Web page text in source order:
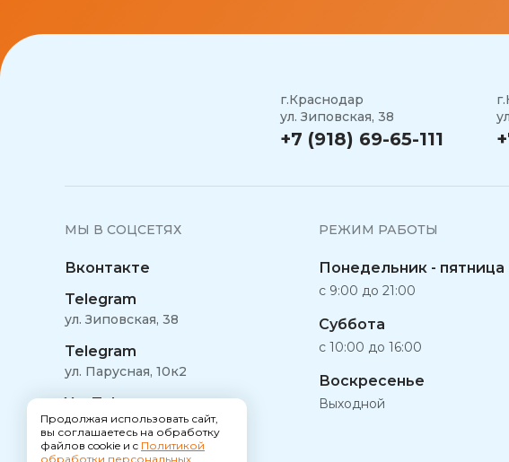
г.Краснодар
ул. Зиповская, 38
+7 (918) 69-65-111
МЫ В СОЦСЕТЯХ
Вконтакте
Telegram
ул. Зиповская, 38
Telegram
ул. Парусная, 10к2
YouTube
РЕЖИМ РАБОТЫ
Понедельник - пятница
с 9:00 до 21:00
Суббота
с 10:00 до 16:00
Воскресенье
Выходной
Продолжая использовать сайт,
вы соглашаетесь на обработку
файлов cookie и c Политикой
обработки персональных